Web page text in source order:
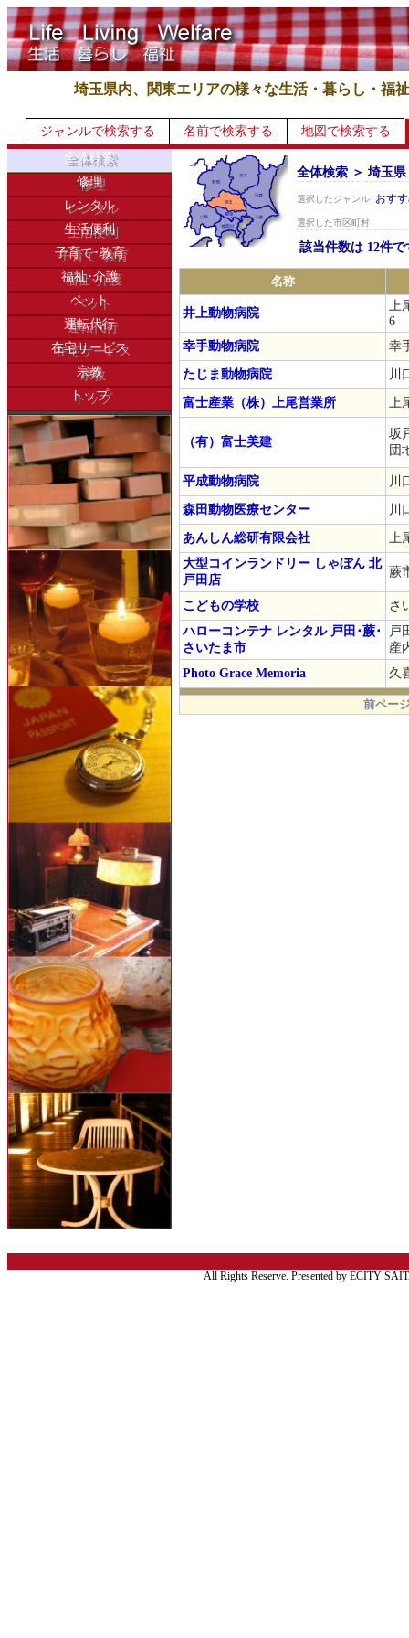
埼玉県内、関東エリアの様々な生活・暮らし・福
ジャンルで検索する 名前で検索する
地図で検索する
全体検索
修理
レンタル
生活便利
子育て･教育
福祉･介護
ペット
運転代行
在宅サービス
宗教
トップ
全体検索 ＞ 埼玉県
選択したジャンル おす
選択した市区町村
該当件数は 12件で
名称
井上動物病院
上
6
幸手動物病院
幸
たじま動物病院 川
富士産業（株）上尾営業所 上
（有）富士美建
坂
団
平成動物病院 川
森田動物医療センター 川
あんしん総研有限会社
上
大型コインランドリー しゃぼん 北
戸田店
蕨
こどもの学校
さ
ハローコンテナ レンタル 戸田･蕨･
さいたま市
戸
産
Photo Grace Memoria
久
.
前ペー
All Rights Reserve. Presented by ECITY